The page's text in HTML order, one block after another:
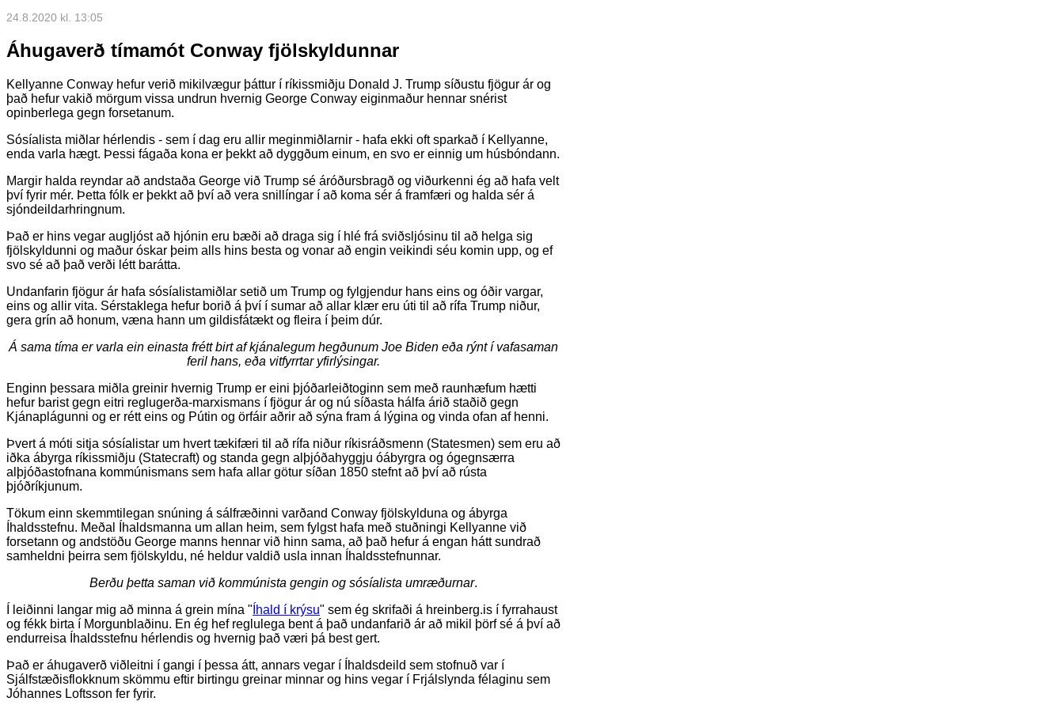
24.8.2020 kl. 13:05
Áhugaverð tímamót Conway fjölskyldunnar
Kellyanne Conway hefur verið mikilvægur þáttur í ríkissmiðju Donald J. Trump síðustu fjögur ár og
það hefur vakið mörgum vissa undrun hvernig George Conway eiginmaður hennar snérist
opinberlega gegn forsetanum.
Sósíalista miðlar hérlendis - sem í dag eru allir meginmiðlarnir - hafa ekki oft sparkað í Kellyanne,
enda varla hægt. Þessi fágaða kona er þekkt að dyggðum einum, en svo er einnig um húsbóndann.
Margir halda reyndar að andstaða George við Trump sé áróðursbragð og viðurkenni ég að hafa velt
því fyrir mér. Þetta fólk er þekkt að því að vera snillíngar í að koma sér á framfæri og halda sér á
sjóndeildarhringnum.
Það er hins vegar augljóst að hjónin eru bæði að draga sig í hlé frá sviðsljósinu til að helga sig
fjölskyldunni og maður óskar þeim alls hins besta og vonar að engin veikindi séu komin upp, og ef
svo sé að það verði létt barátta.
Undanfarin fjögur ár hafa sósíalistamiðlar setið um Trump og fylgjendur hans eins og óðir vargar,
eins og allir vita. Sérstaklega hefur borið á því í sumar að allar klær eru úti til að rífa Trump niður,
gera grín að honum, væna hann um gildisfátækt og fleira í þeim dúr.
Á sama tíma er varla ein einasta frétt birt af kjánalegum hegðunum Joe Biden eða rýnt í vafasaman
feril hans, eða vitfyrrtar yfirlýsingar.
Enginn þessara miðla greinir hvernig Trump er eini þjóðarleiðtoginn sem með raunhæfum hætti
hefur barist gegn eitri reglugerða-marxismans í fjögur ár og nú síðasta hálfa árið staðið gegn
Kjánaplágunni og er rétt eins og Pútin og örfáir aðrir að sýna fram á lýgina og vinda ofan af henni.
Þvert á móti sitja sósíalistar um hvert tækifæri til að rífa niður ríkisráðsmenn (Statesmen) sem eru að
iðka ábyrga ríkissmiðju (Statecraft) og standa gegn alþjóðahyggju óábyrgra og ógegnsærra
alþjóðastofnana kommúnismans sem hafa allar götur síðan 1850 stefnt að því að rústa
þjóðríkjunum.
Tökum einn skemmtilegan snúning á sálfræðinni varðand Conway fjölskylduna og ábyrga
Íhaldsstefnu. Meðal Íhaldsmanna um allan heim, sem fylgst hafa með stuðningi Kellyanne við
forsetann og andstöðu George manns hennar við hinn sama, að það hefur á engan hátt sundrað
samheldni þeirra sem fjölskyldu, né heldur valdið usla innan Íhaldsstefnunnar.
Berðu þetta saman við kommúnista gengin og sósíalista umræðurnar.
Í leiðinni langar mig að minna á grein mína " Íhald í krýsu" sem ég skrifaði á hreinberg.is í fyrrahaust
og fékk birta í Morgunblaðinu. En ég hef reglulega bent á það undanfarið ár að mikil þörf sé á því að
endurreisa Íhaldsstefnu hérlendis og hvernig það væri þá best gert.
Það er áhugaverð viðleitni í gangi í þessa átt, annars vegar í Íhaldsdeild sem stofnuð var í
Sjálfstæðisflokknum skömmu eftir birtingu greinar minnar og hins vegar í Frjálslynda félaginu sem
Jóhannes Loftsson fer fyrir.